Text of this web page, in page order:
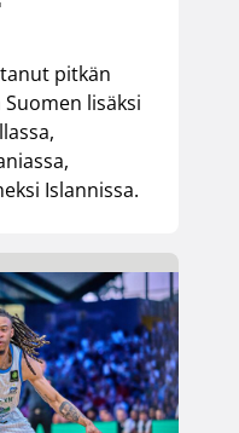
pitkän
lisäksi
Islannissa.